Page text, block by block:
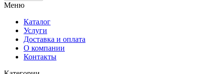
Меню
Каталог
Услуги
Доставка и оплата
О компании
Контакты